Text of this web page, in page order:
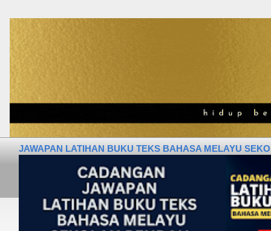
JAWAPAN LATIHAN BUKU TEKS BAHASA MELAYU